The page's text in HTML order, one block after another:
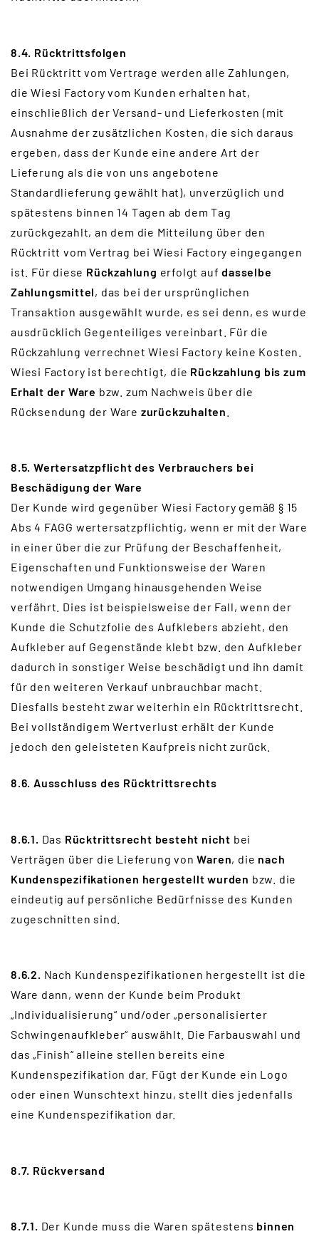
8.4. Rücktrittsfolgen
Bei Rücktritt vom Vertrage werden alle Zahlungen,
die Wiesi Factory vom Kunden erhalten hat,
einschließlich der Versand- und Lieferkosten (mit
Ausnahme der zusätzlichen Kosten, die sich daraus
ergeben, dass der Kunde eine andere Art der
Lieferung als die von uns angebotene
Standardlieferung gewählt hat), unverzüglich und
spätestens binnen 14 Tagen ab dem Tag
zurückgezahlt, an dem die Mitteilung über den
Rücktritt vom Vertrag bei Wiesi Factory eingegangen
ist. Für diese Rückzahlung erfolgt aufdasselbe
Zahlungsmittel, das bei der ursprünglichen
Transaktion ausgewählt wurde, es sei denn, es wurde
ausdrücklich Gegenteiliges vereinbart. Für die
Rückzahlung verrechnet Wiesi Factory keine Kosten.
Wiesi Factory ist berechtigt, die Rückzahlung bis zum
Erhalt der Ware bzw. zum Nachweis über die
Rücksendung der Ware zurückzuhalten
8.5. Wertersatzpflicht des Verbrauchers bei
Beschädigung der Ware
Der Kunde wird gegenüber Wiesi Factory gemäß § 15
Abs 4 FAGG wertersatzpflichtig, wenn er mit der Ware
in einer über die zur Prüfung der Beschaffenheit,
Eigenschaften und Funktionsweise der Waren
notwendigen Umgang hinausgehenden Weise
verfährt. Dies ist beispielsweise der Fall, wenn der
Kunde die Schutzfolie des Aufklebers abzieht, den
Aufkleber auf Gegenstände klebt bzw. den Aufkleber
dadurch in sonstiger Weise beschädigt und ihn damit
für den weiteren Verkauf unbrauchbar macht.
Diesfalls besteht zwar weiterhin ein Rücktrittsrecht.
Bei vollständigem Wertverlust erhält der Kunde
jedoch den geleisteten Kaufpreis nicht zurück.
8.6. Ausschluss des Rücktrittsrechts
8.6.1. Das Rücktrittsrecht besteht nicht bei
Verträgen über die Lieferung vonWaren, die nach
Kundenspezifikationen hergestellt wurden bzw. die
eindeutig auf persönliche Bedürfnisse des Kunden
zugeschnitten sind.
8.6.2. Nach Kundenspezifikationen hergestellt ist die
Ware dann, wenn der Kunde beim Produkt
„Individualisierung“ und/oder „personalisierter
Schwingenaufkleber“ auswählt. Die Farbauswahl und
das „Finish“ alleine stellen bereits eine
Kundenspezifikation dar. Fügt der Kunde ein Logo
oder einen Wunschtext hinzu, stellt dies jedenfalls
eine Kundenspezifikation dar.
8.7. Rückversand
8.7.1. Der Kunde muss die Waren spätestens binnen